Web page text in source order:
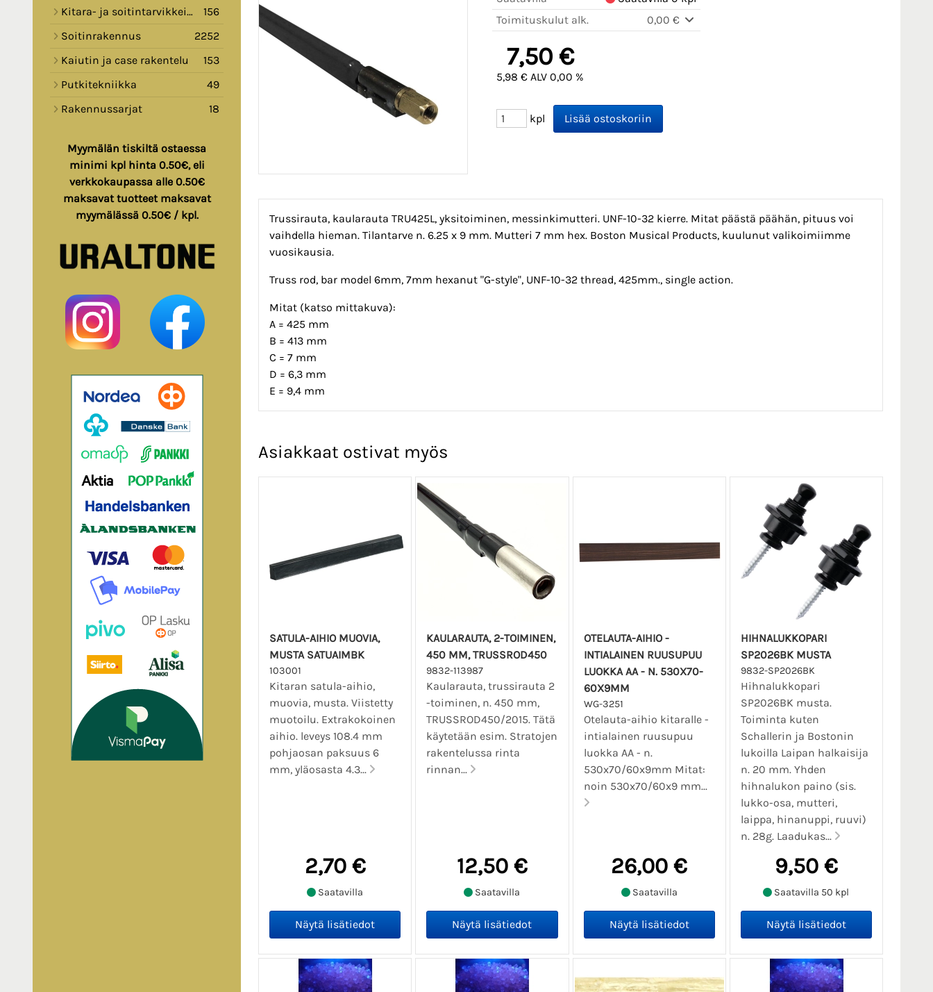
Kitara- ja soitintarvikkeita
156
Soitinrakennus
2252
Kaiutin ja case rakentelu
153
Putkitekniikka
49
Rakennussarjat
18
Myymälän tiskiltä ostaessa
minimi kpl hinta 0.50€, eli
verkkokaupassa alle 0.50€
maksavat tuotteet maksavat
myymälässä 0.50€ / kpl.
Toimituskulut alk.
0,00 €
7,50 €
5,98 € ALV 0,00 %
kpl
Trussirauta, kaularauta TRU425L, yksitoiminen, messinkimutteri. UNF-10-32 kierre. Mitat päästä päähän, pituus voi
vaihdella hieman. Tilantarve n. 6.25 x 9 mm. Mutteri 7 mm hex. Boston Musical Products, kuulunut valikoimiimme
vuosikausia.
Truss rod, bar model 6mm, 7mm hexanut "G-style", UNF-10-32 thread, 425mm., single action.
Mitat (katso mittakuva):
A = 425 mm
B = 413 mm
C = 7 mm
D = 6,3 mm
E = 9,4 mm
Asiakkaat ostivat myös
SATULA-AIHIO MUOVIA,
MUSTA SATUAIMBK
103001
Kitaran satula-aihio,
muovia, musta. Viistetty
muotoilu. Extrakokoinen
aihio. leveys 108.4 mm
pohjaosan paksuus 6
mm, yläosasta 4.3...
2,70 €
Saatavilla
KAULARAUTA, 2-TOIMINEN,
450 MM, TRUSSROD450
9832-113987
Kaularauta, trussirauta 2
-toiminen, n. 450 mm,
TRUSSROD450/2015. Tätä
käytetään esim. Stratojen
rakentelussa rinta
rinnan...
12,50 €
Saatavilla
OTELAUTA-AIHIO -
INTIALAINEN RUUSUPUU
LUOKKA AA - N. 530X70-
60X9MM
WG-3251
Otelauta-aihio kitaralle -
intialainen ruusupuu
luokka AA - n.
530x70/60x9mm Mitat:
noin 530x70/60x9 mm...
26,00 €
Saatavilla
HIHNALUKKOPARI
SP2026BK MUSTA
9832-SP2026BK
Hihnalukkopari
SP2026BK musta.
Toiminta kuten
Schallerin ja Bostonin
lukoilla Laipan halkaisija
n. 20 mm. Yhden
hihnalukon paino (sis.
lukko-osa, mutteri,
laippa, hinanuppi, ruuvi)
n. 28g. Laadukas...
9,50 €
Saatavilla 50 kpl